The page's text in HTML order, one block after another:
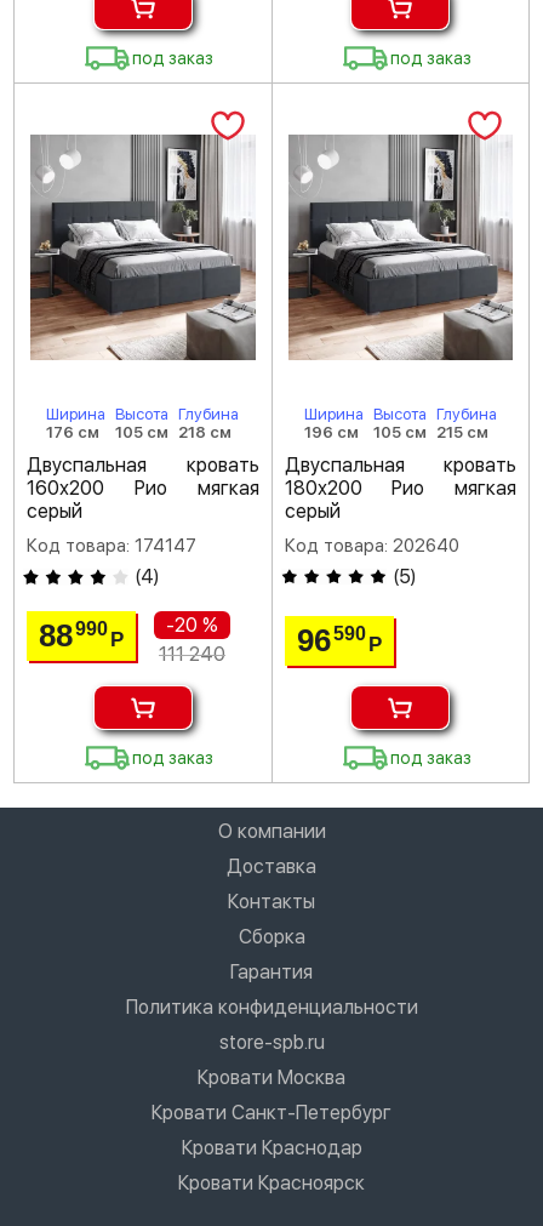
под заказ под заказ
Ширина
176 см
Высота
105 см
Глубина
218 см
Двуспальная кровать
160х200 Рио мягкая
серый
Код товара: 174147
(4)
88990Р
-20 %
111 240
под заказ
Ширина
196 см
Высота
105 см
Глубина
215 см
Двуспальная кровать
180х200 Рио мягкая
серый
Код товара: 202640
(5)
96590 Р
под заказ
О компании
Доставка
Контакты
Сборка
Гарантия
Политика конфиденциальности
store-spb.ru
Кровати Москва
Кровати Санкт-Петербург
Кровати Краснодар
Кровати Красноярск